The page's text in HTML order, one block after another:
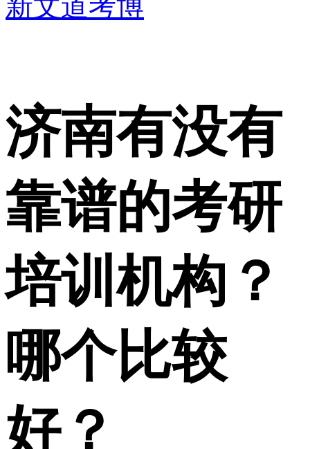
新文道考博
济南有没有
靠谱的考研
培训机构？
哪个比较
好？